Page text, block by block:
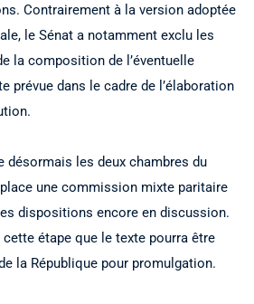
Contrairement à la version adoptée
le Sénat a notamment exclu les
la composition de l’éventuelle
prévue dans le cadre de l’élaboration
désormais les deux chambres du
une commission mixte paritaire
dispositions encore en discussion.
cette étape que le texte pourra être
la République pour promulgation.